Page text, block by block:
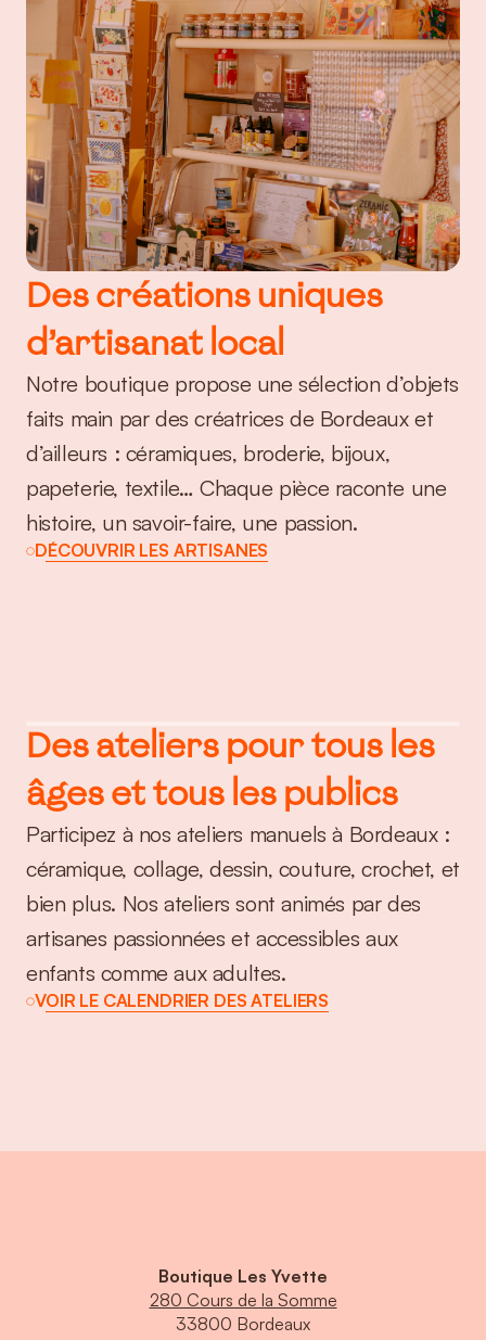
Des créations uniques
d’artisanat local
Notre boutique propose une sélection d’objets
faits main par des créatrices de Bordeaux et
d’ailleurs : céramiques, broderie, bijoux,
papeterie, textile… Chaque pièce raconte une
histoire, un savoir-faire, une passion.
DÉCOUVRIR LES ARTISANES
Des ateliers pour tous les
âges et tous les publics
Participez à nos ateliers manuels à Bordeaux :
céramique, collage, dessin, couture, crochet, et
bien plus. Nos ateliers sont animés par des
artisanes passionnées et accessibles aux
enfants comme aux adultes.
VOIR LE CALENDRIER DES ATELIERS
Boutique Les Yvette
280 Cours de la Somme
33800 Bordeaux